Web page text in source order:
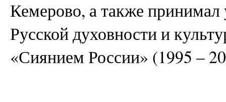
Кемерово, а также принимал
Русской духовности и
«Сиянием России» (1995 –